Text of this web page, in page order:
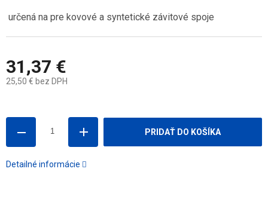
31,37 €
25,50 € bez DPH
PRIDAŤ DO KOŠÍKA
určená na pre kovové a syntetické závitové spoje
Detailné informácie